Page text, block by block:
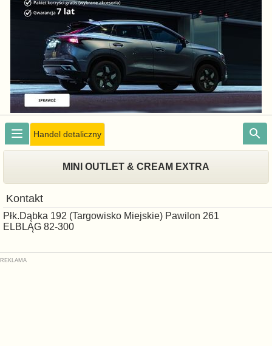
Handel detaliczny
MINI OUTLET & CREAM EXTRA
Kontakt
Płk.Dąbka 192 (Targowisko Miejskie) Pawilon 261
ELBLĄG 82-300